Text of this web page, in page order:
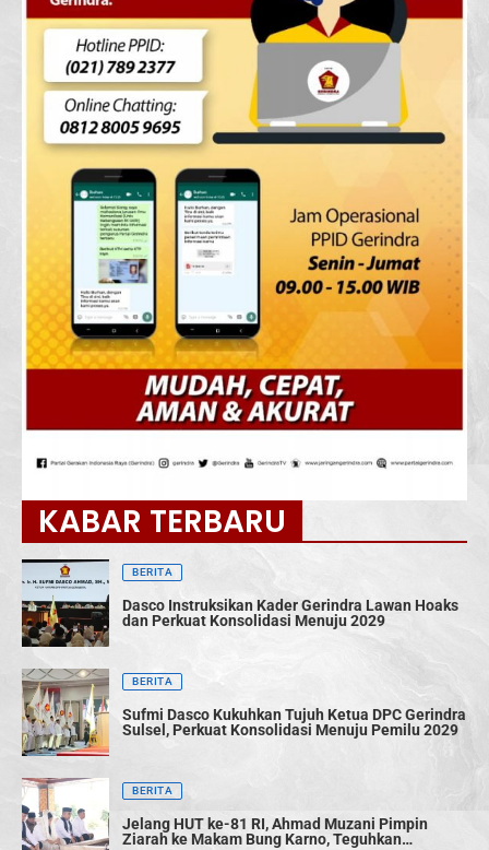
KABAR TERBARU
BERITA
Dasco Instruksikan Kader Gerindra Lawan Hoaks
dan Perkuat Konsolidasi Menuju 2029
BERITA
Sufmi Dasco Kukuhkan Tujuh Ketua DPC Gerindra
Sulsel, Perkuat Konsolidasi Menuju Pemilu 2029
BERITA
Jelang HUT ke-81 RI, Ahmad Muzani Pimpin
Ziarah ke Makam Bung Karno, Teguhkan